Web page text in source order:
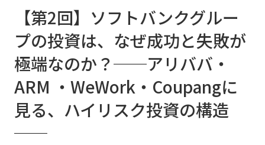
【第2回】ソフトバンクグルー
プの投資は、なぜ成功と失敗が
極端なのか？──アリババ・
ARM ・WeWork・Coupangに
見る、ハイリスク投資の構造
──